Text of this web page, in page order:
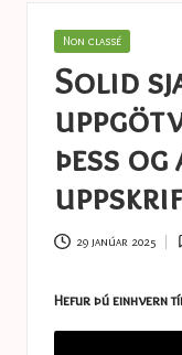
o
n
n
e
s
a
s
t
u
Posted
Non classé
Solid
þess
29 janúar 2025
Hefur þú einhvern